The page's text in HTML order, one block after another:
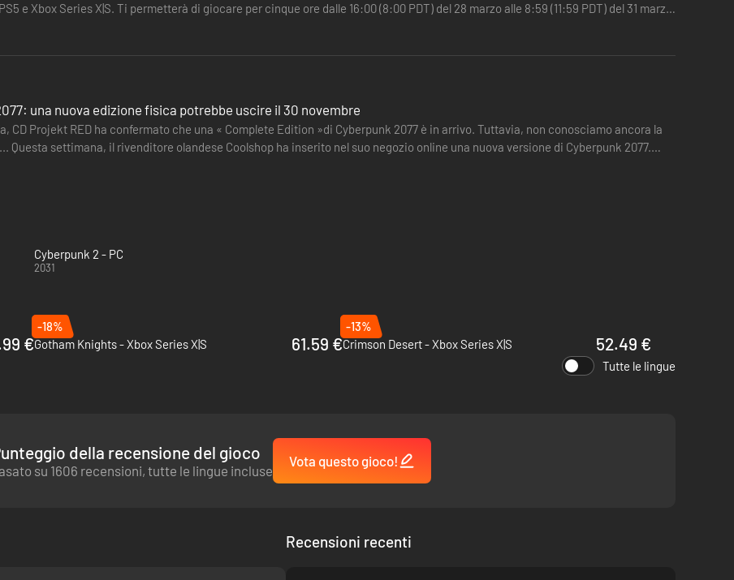
e Xbox Series X|S. Ti permetterà di giocare per cinque ore dalle 16:00 (8:00 PDT) del 28 marzo alle 8:59 (11:59 PDT) del 31 marzo.
una nuova edizione fisica potrebbe uscire il 30 novembre
che una « Complete Edition »di Cyberpunk 2077 è in arrivo. Tuttavia, non conosciamo ancora la
Questa settimana, il rivenditore olandese Coolshop ha inserito nel suo negozio online una nuova versione di Cyberpunk 2077.
Cyberpunk 2 - PC
2031
€
-18%
Gotham Knights - Xbox Series X|S
61.59 €
-13%
Crimson Desert - Xbox Series X|S
52.49 €
Tutte le lingue
della recensione del gioco
su 1606 recensioni, tutte le lingue incluse
Vota questo gioco!
Recensioni recenti